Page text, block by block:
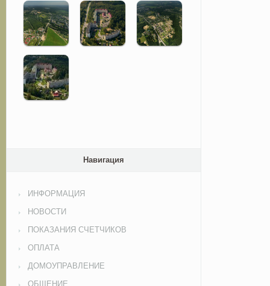
Навигация
ИНФОРМАЦИЯ
НОВОСТИ
ПОКАЗАНИЯ СЧЕТЧИКОВ
ОПЛАТА
ДОМОУПРАВЛЕНИЕ
ОБЩЕНИЕ